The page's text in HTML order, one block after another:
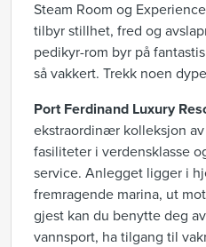
Steam Room og
tilbyr stillhet, fred og
pedikyr-rom byr på
så vakkert. Trekk noen
Port Ferdinand Luxury
ekstraordinær kolleksjon
fasiliteter i verdensklasse
service. Anlegget ligger i
fremragende marina, ut
gjest kan du benytte deg
vannsport, ha tilgang til